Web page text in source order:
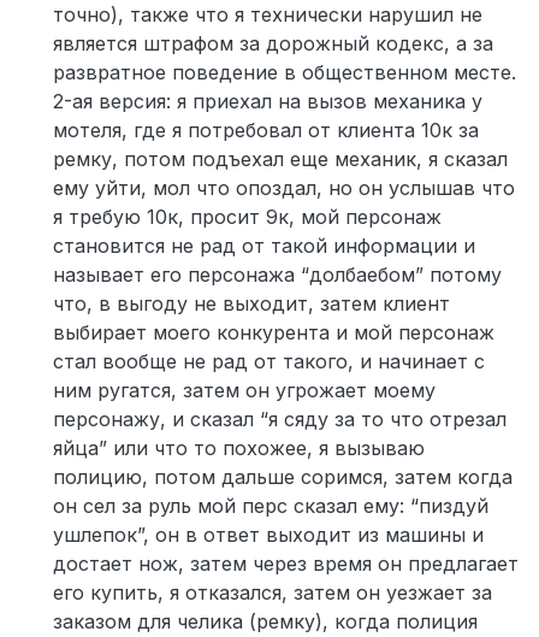
точно), также что я технически нарушил не
является штрафом за дорожный кодекс, а за
развратное поведение в общественном месте.
2-ая версия: я приехал на вызов механика у
мотеля, где я потребовал от клиента 10к за
ремку, потом подъехал еще механик, я сказал
ему уйти, мол что опоздал, но он услышав что
я требую 10к, просит 9к, мой персонаж
становится не рад от такой информации и
называет его персонажа “долбаебом” потому
что, в выгоду не выходит, затем клиент
выбирает моего конкурента и мой персонаж
стал вообще не рад от такого, и начинает с
ним ругатся, затем он угрожает моему
персонажу, и сказал “я сяду за то что отрезал
яйца” или что то похожее, я вызываю
полицию, потом дальше соримся, затем когда
он сел за руль мой перс сказал ему: “пиздуй
ушлепок”, он в ответ выходит из машины и
достает нож, затем через время он предлагает
его купить, я отказался, затем он уезжает за
заказом для челика (ремку), когда полиция